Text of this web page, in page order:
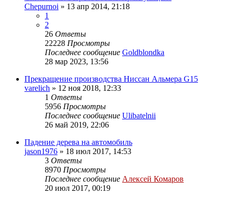
Chepurnoi » 13 апр 2014, 21:18
1
2
26 Ответы
22228 Просмотры
Последнее сообщение Goldblondka
28 мар 2023, 13:56
Прекращение производства Ниссан Альмера G15
varelich » 12 ноя 2018, 12:33
1 Ответы
5956 Просмотры
Последнее сообщение Ulibatelnii
26 май 2019, 22:06
Падение дерева на автомобиль
jason1976 » 18 июл 2017, 14:53
3 Ответы
8970 Просмотры
Последнее сообщение Алексей Комаров
20 июл 2017, 00:19